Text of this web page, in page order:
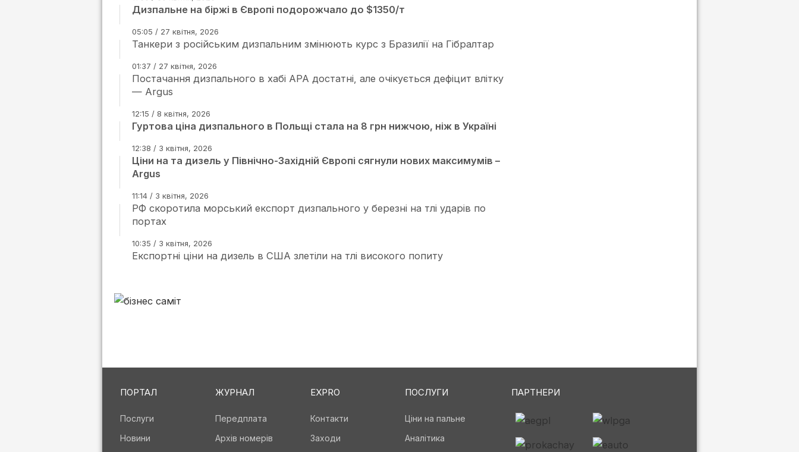
Дизпальне на біржі в Європі подорожчало до $1350/т
05:05 / 27 квітня, 2026
Танкери з російським дизпальним змінюють курс з Бразилії на Гібралтар
01:37 / 27 квітня, 2026
Постачання дизпального в хабі АРА достатні, але очікується дефіцит влітку
— Argus
12:15 / 8 квітня, 2026
Гуртова ціна дизпального в Польщі стала на 8 грн нижчою, ніж в Україні
12:38 / 3 квітня, 2026
Ціни на та дизель у Північно-Західній Європі сягнули нових максимумів –
Argus
11:14 / 3 квітня, 2026
РФ скоротила морський експорт дизпального у березні на тлі ударів по
портах
10:35 / 3 квітня, 2026
Експортні ціни на дизель в США злетіли на тлі високого попиту
ПОРТАЛ
Послуги
Новини
ЖУРНАЛ
Передплата
Архів номерів
EXPRO
Контакти
Заходи
ПОСЛУГИ
Ціни на пальне
Аналітика
ПАРТНЕРИ